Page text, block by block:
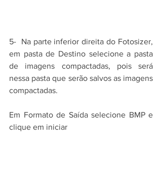
5-  Na parte inferior direita do Fotosizer,
em pasta de Destino selecione a pasta
de imagens compactadas, pois será
nessa pasta que serão salvos as imagens
compactadas.
Em Formato de Saída selecione BMP e
clique em iniciar